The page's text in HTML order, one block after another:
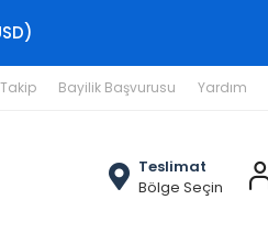
Bayilik Başvurusu Yardım
Teslimat
Bölge Seçin